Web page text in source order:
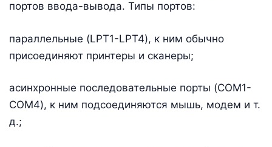
портов ввода-вывода. Типы портов:
параллельные (LPT1-LPT4), к ним обычно
присоединяют принтеры и сканеры;
асинхронные последовательные порты (COM1-
COM4), к ним подсоединяются мышь, модем и т.
д.;